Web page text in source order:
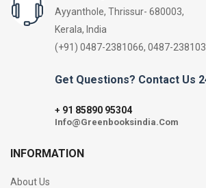
Ayyanthole, Thrissur- 680003,
Kerala, India
(+91) 0487-2381066, 0487-
Get Questions? Contact Us
+ 91 85890 95304
Info@Greenbooksindia.Com
INFORMATION
About Us